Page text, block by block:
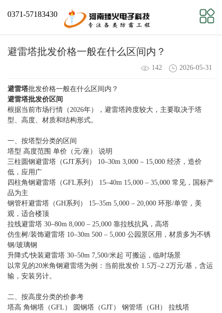
0371-57183430
避雷塔批发价格一般在什么区间内？
142 2026-05-31
避雷塔批发价格一般在什么区间内？
避雷塔批发价区间
根据当前市场行情 （2026年），避雷塔跨度较大，主要取决于塔
型、高度、材质和结构形式。
一、按塔型分类的区间
塔型 高度范围 单价（元/座） 说明
三柱圆钢避雷塔（GJT系列） 10–30m 3,000 – 15,000 经济，造价
低，应用广
四柱角钢避雷塔（GFL系列） 15–40m 15,000 – 35,000 常见，国标产
品为主
钢管杆避雷塔（GH系列） 15–35m 5,000 – 20,000 环形/单管，美
观，适合楼顶
拉线避雷塔 30–80m 8,000 – 25,000 靠拉线抗风，高塔
仿生树/装饰避雷塔 10–30m 500 – 5,000 公园景区用，材质多为不锈
钢/玻璃钢
升降式/快装避雷塔 30–50m 7,500/米起 可搬运，临时场景
以常见的20米角钢避雷塔为例：当前批发价 1.5万–2.2万元/基，含运
输，安装另计。
二、按高度分类的价参考
塔高 角钢塔（GFL） 圆钢塔（GJT） 钢管塔（GH） 拉线塔